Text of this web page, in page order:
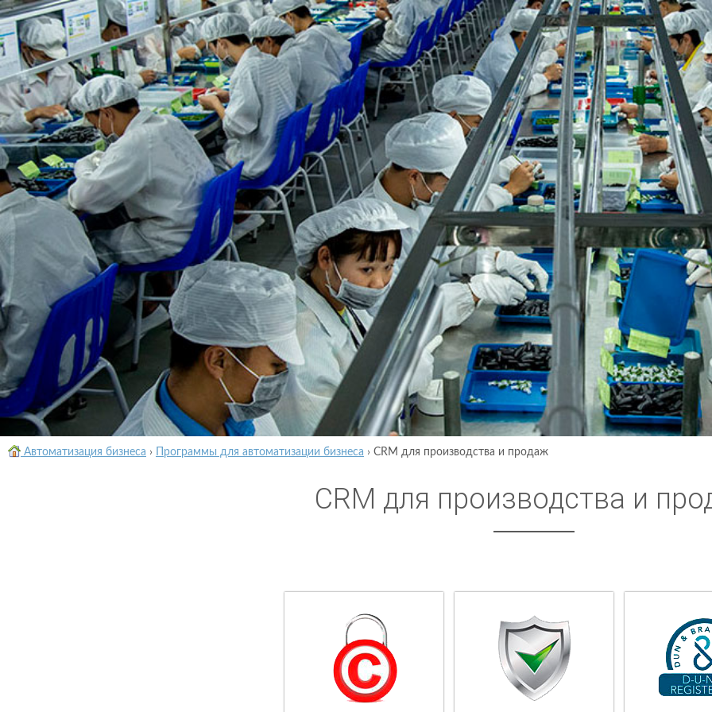
Автоматизация бизнеса › Программы для автоматизации бизнеса › CRM для производства и продаж
CRM для производства и